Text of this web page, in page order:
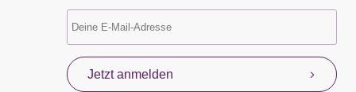
Jetzt anmelden